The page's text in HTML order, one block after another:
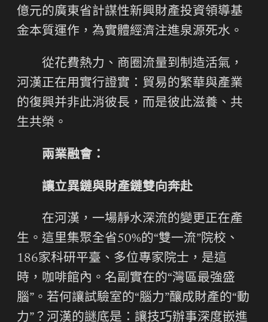
億元的廣東省計謀性新興財產投資領導基
金本質運作，為實體經濟注進泉源死水。
從花費熱力、商圈流量到制造活氣，
河漢正在用實行證實：貿易的繁華與產業
的復興并非此消彼長，而是彼此滋養、共
生共榮。
兩業融會：
讓立異鏈與財產鏈雙向奔赴
在河漢，一場靜水深流的變更正在產
生。這里集聚全省50%的“雙一流”院校、
186家科研平臺、多位專家院士，是這
時，咖啡館內。名副實在的“灣區最強盛
腦”。若何讓試驗室的“腦力”釀成財產的“動
力”？河漢的謎底是：讓技巧辦事深度嵌進